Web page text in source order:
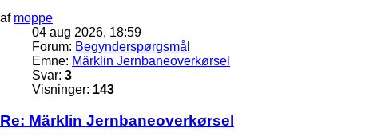
af moppe
04 aug 2026, 18:59
Forum: Begynderspørgsmål
Emne: Märklin Jernbaneoverkørsel
Svar: 3
Visninger: 143
Re: Märklin Jernbaneoverkørsel